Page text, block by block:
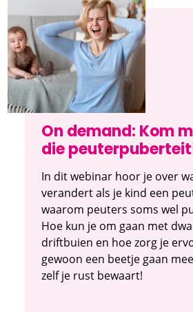
On demand: Kom
die
In dit webinar hoor je over
verandert als je kind een
waarom peuters soms wel
Hoe kun je om gaan met
driftbuien en hoe zorg je
gewoon een beetje gaan
zelf je rust bewaart!